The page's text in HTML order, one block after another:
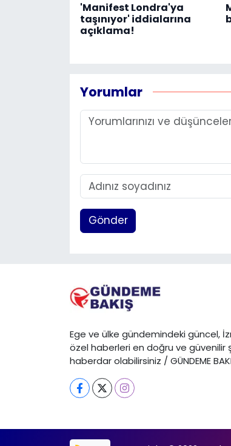
'Manifest Londra'ya
taşınıyor' iddialarına
açıklama!
Yorumlar
Gönder
Ege ve ülke gündemindeki güncel,
özel haberleri en doğru ve güvenilir
haberdar olabilirsiniz / GÜNDEME